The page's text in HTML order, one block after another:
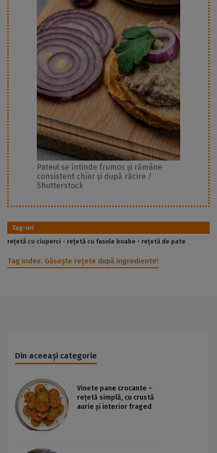
Pateul se întinde frumos și rămâne
consistent chiar și după răcire /
Shutterstock
Tag-uri
rețetă cu ciuperci
rețetă cu fasole boabe rețetă de pate
Tag Index: Găsește rețete după ingrediente!
Din aceeași categorie
Vinete pane crocante –
rețetă simplă, cu crustă
aurie și interior fraged